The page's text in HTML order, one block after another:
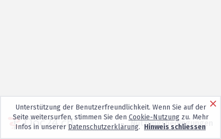
Nutzungsbedingungen
Unterstützung der Benutzerfreundlichkeit. Wenn Sie auf der
Seite weitersurfen, stimmen Sie den Cookie-Nutzungzu. Mehr
Infos in unserer Datenschutzerklärung. Hinweis schliessen